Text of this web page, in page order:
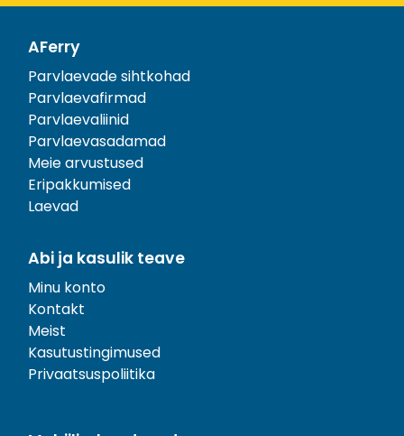
AFerry
Parvlaevade sihtkohad
Parvlaevafirmad
Parvlaevaliinid
Parvlaevasadamad
Meie arvustused
Eripakkumised
Laevad
Abi ja kasulik teave
Minu konto
Kontakt
Meist
Kasutustingimused
Privaatsuspoliitika